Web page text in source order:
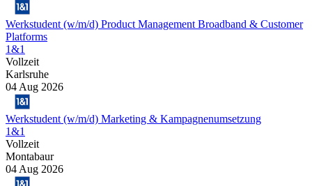
Werkstudent (w/m/d) Product Management Broadband & Customer
Platforms
1&1
Vollzeit
Karlsruhe
04 Aug 2026
Werkstudent (w/m/d) Marketing & Kampagnenumsetzung
1&1
Vollzeit
Montabaur
04 Aug 2026